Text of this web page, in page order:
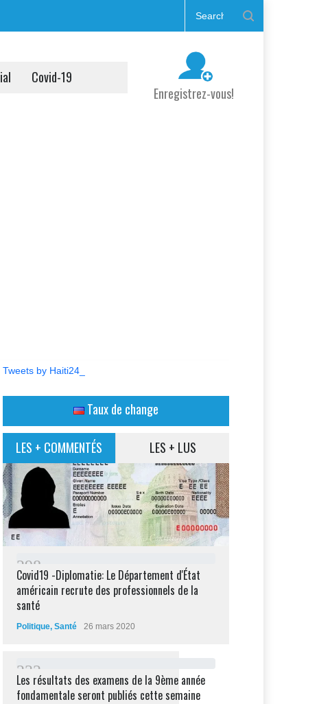
Covid-19
Enregistrez-vous!
Tweets by Haiti24_
Taux de change
LES + COMMENTÉS LES + LUS
298
Covid19 -Diplomatie: Le Département d'État
américain recrute des professionnels de la
santé
Politique, Santé 26 mars 2020
232
Les résultats des examens de la 9ème année
fondamentale seront publiés cette semaine